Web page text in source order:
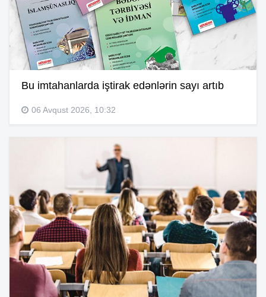
Bu imtahanlarda iştirak edənlərin sayı artıb
06 Avqust 2026, 10:32